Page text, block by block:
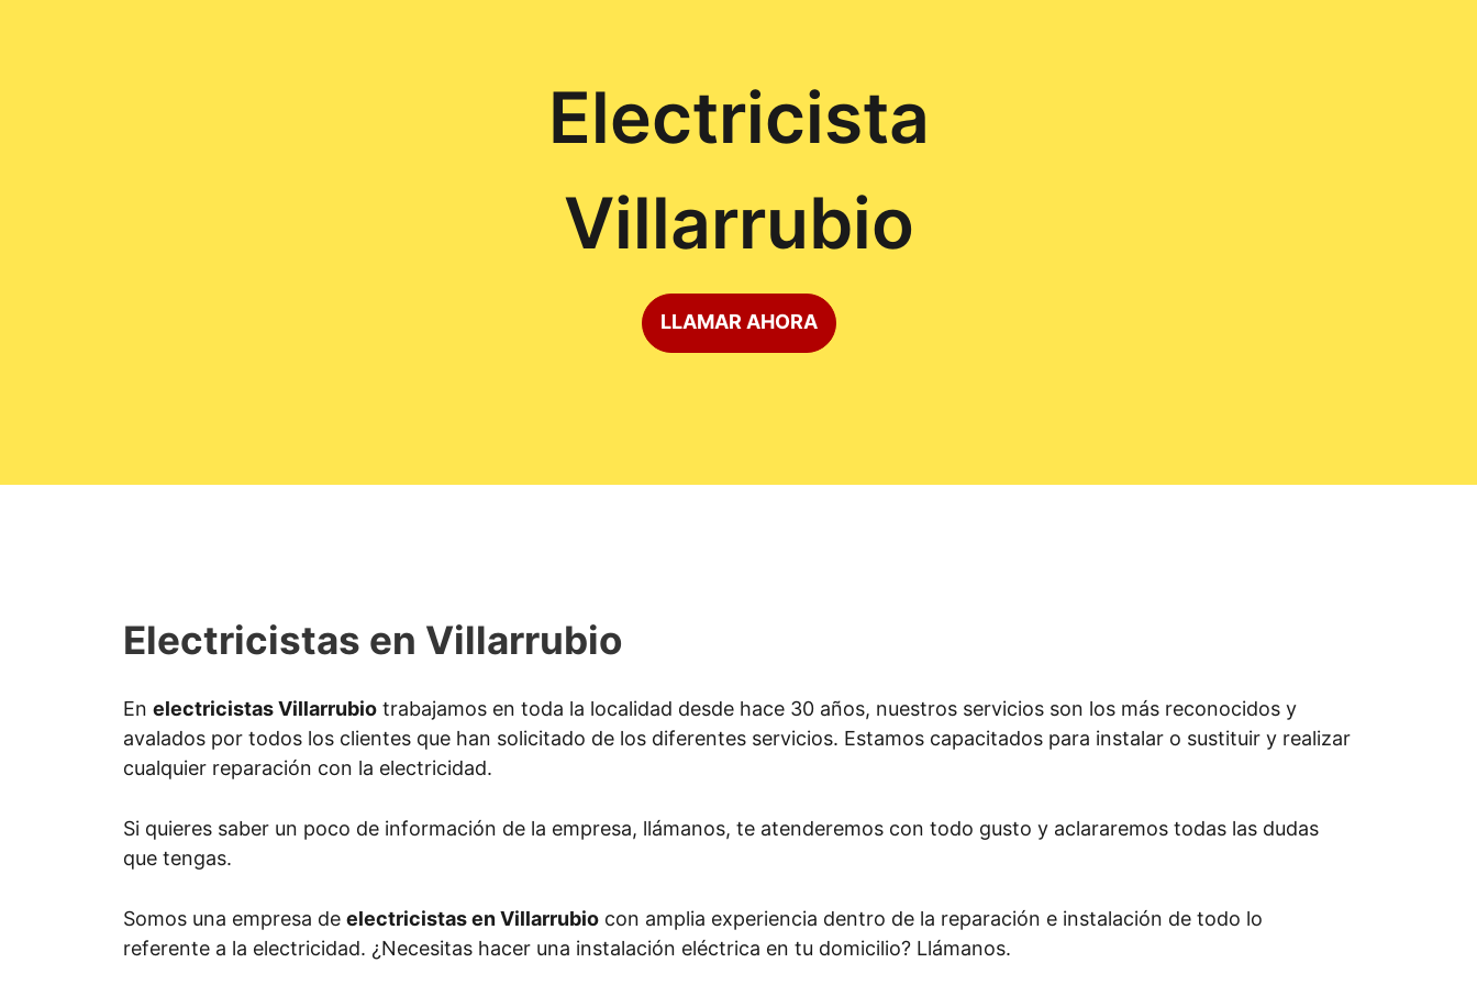
Electricista
Villarrubio
LLAMAR AHORA
Electricistas en Villarrubio
En electricistas Villarrubio trabajamos en toda la localidad desde hace 30 años, nuestros servicios son los más reconocidos y
avalados por todos los clientes que han solicitado de los diferentes servicios. Estamos capacitados para instalar o sustituir y realizar
cualquier reparación con la electricidad.
Si quieres saber un poco de información de la empresa, llámanos, te atenderemos con todo gusto y aclararemos todas las dudas
que tengas.
Somos una empresa de electricistas en Villarrubio con amplia experiencia dentro de la reparación e instalación de todo lo
referente a la electricidad. ¿Necesitas hacer una instalación eléctrica en tu domicilio? Llámanos.